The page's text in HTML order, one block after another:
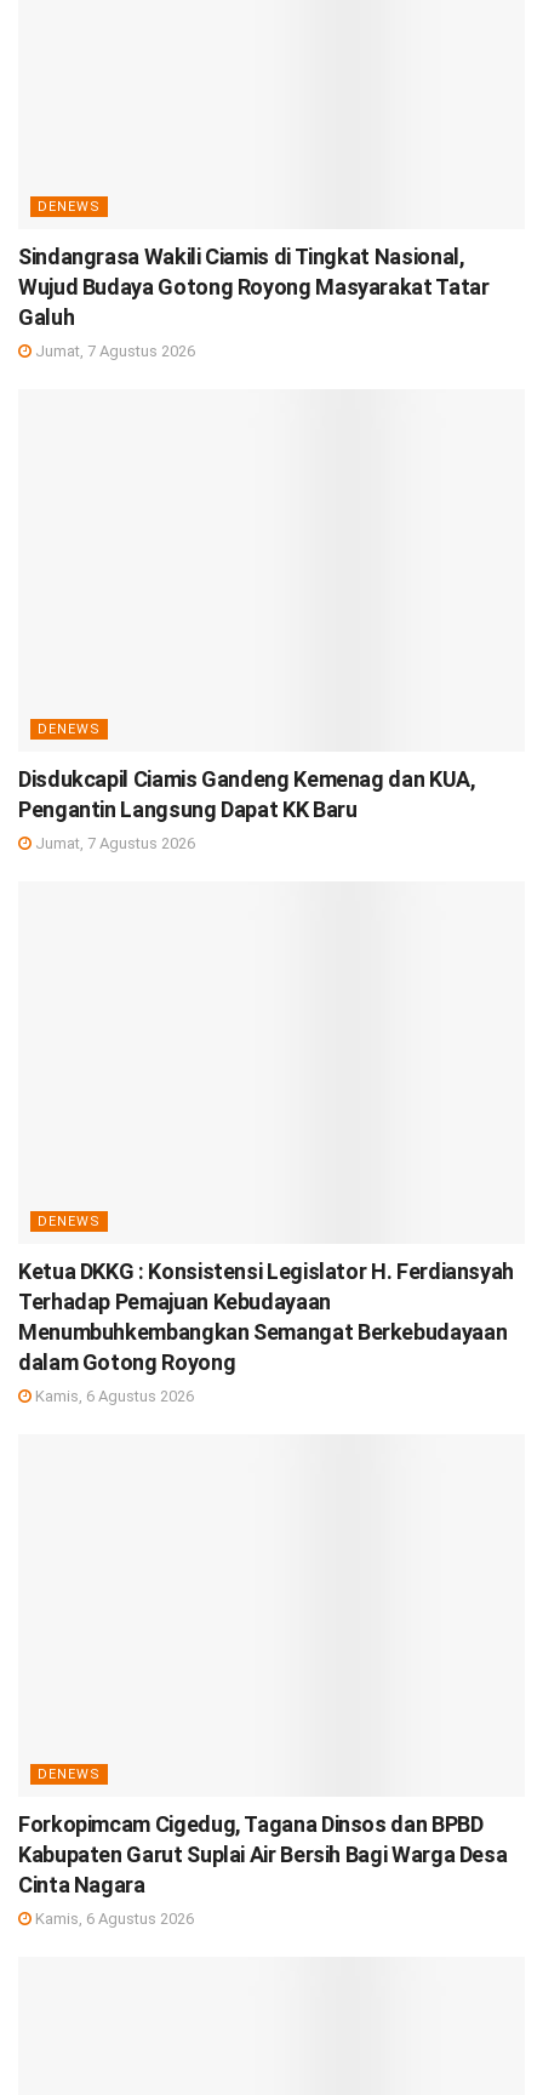
DENEWS
Sindangrasa Wakili Ciamis di Tingkat Nasional,
Wujud Budaya Gotong Royong Masyarakat Tatar
Galuh
Jumat, 7 Agustus 2026
DENEWS
Disdukcapil Ciamis Gandeng Kemenag dan KUA,
Pengantin Langsung Dapat KK Baru
Jumat, 7 Agustus 2026
DENEWS
Ketua DKKG : Konsistensi Legislator H. Ferdiansyah
Terhadap Pemajuan Kebudayaan
Menumbuhkembangkan Semangat Berkebudayaan
dalam Gotong Royong
Kamis, 6 Agustus 2026
DENEWS
Forkopimcam Cigedug, Tagana Dinsos dan BPBD
Kabupaten Garut Suplai Air Bersih Bagi Warga Desa
Cinta Nagara
Kamis, 6 Agustus 2026